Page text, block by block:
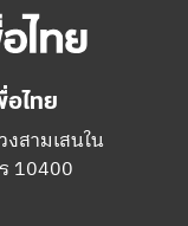
ไทย
สามเสนใน
10400